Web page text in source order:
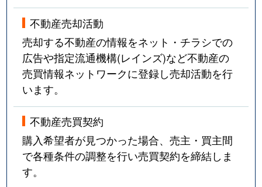
不動産売却活動
売却する不動産の情報をネット・チラシでの
広告や指定流通機構(レインズ)など不動産の
売買情報ネットワークに登録し売却活動を行
います。
不動産売買契約
購入希望者が見つかった場合、売主・買主間
で各種条件の調整を行い売買契約を締結しま
す。